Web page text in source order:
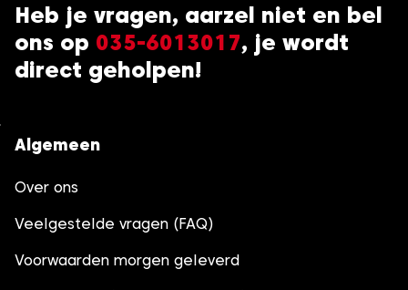
Heb je vragen, aarzel niet en bel
ons op 035-6013017, je wordt
direct geholpen!
Algemeen
Over ons
Veelgestelde vragen (FAQ)
Voorwaarden morgen geleverd